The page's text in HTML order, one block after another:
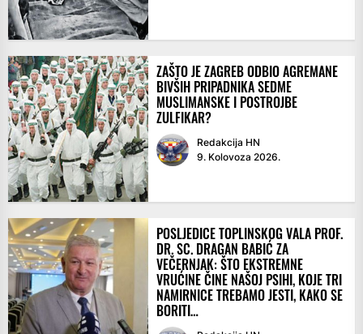
ZAŠTO JE ZAGREB ODBIO AGREMANE
BIVŠIH PRIPADNIKA SEDME
MUSLIMANSKE I POSTROJBE
ZULFIKAR?
Redakcija HN
9. Kolovoza 2026.
POSLJEDICE TOPLINSKOG VALA PROF.
DR. SC. DRAGAN BABIĆ ZA
VEČERNJAK: ŠTO EKSTREMNE
VRUĆINE ČINE NAŠOJ PSIHI, KOJE TRI
NAMIRNICE TREBAMO JESTI, KAKO SE
BORITI…